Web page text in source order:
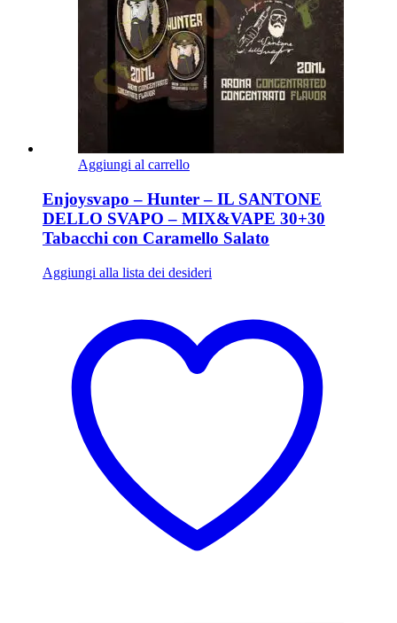
Aggiungi al carrello
Enjoysvapo – Hunter – IL SANTONE
DELLO SVAPO – MIX&VAPE 30+30
Tabacchi con Caramello Salato
Aggiungi alla lista dei desideri